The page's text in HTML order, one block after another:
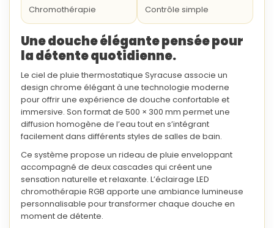
Chromothérapie Contrôle simple
Une douche élégante pensée pour
la détente quotidienne.
Le ciel de pluie thermostatique Syracuse associe un
design chrome élégant à une technologie moderne
pour offrir une expérience de douche confortable et
immersive. Son format de 500 × 300 mm permet une
diffusion homogène de l’eau tout en s’intégrant
facilement dans différents styles de salles de bain.
Ce système propose un rideau de pluie enveloppant
accompagné de deux cascades qui créent une
sensation naturelle et relaxante. L’éclairage LED
chromothérapie RGB apporte une ambiance lumineuse
personnalisable pour transformer chaque douche en
moment de détente.